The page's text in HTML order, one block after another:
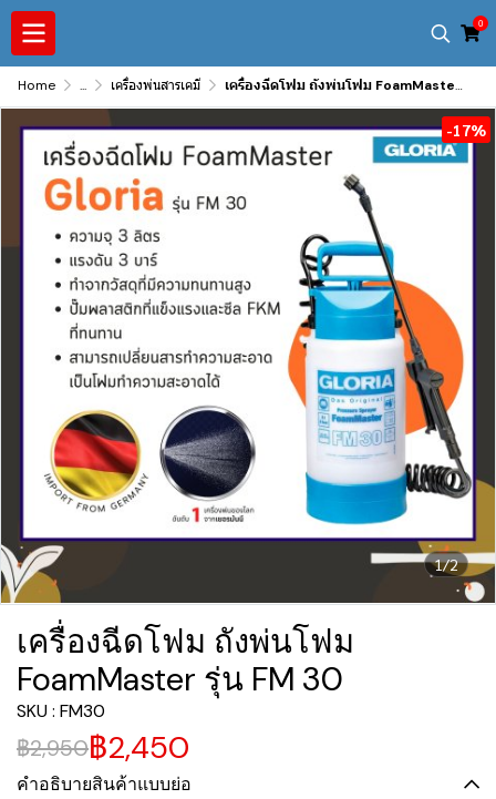
0
Home ... เครื่องพ่นสารเคมี เครื่องฉีดโฟม ถังพ่นโฟม FoamMaster รุ่น FM 30
1/2
-17%
เครื่องฉีดโฟม ถังพ่นโฟม
FoamMaster รุ่น FM 30
SKU : FM30
฿2,950฿2,450
คำอธิบายสินค้าแบบย่อ